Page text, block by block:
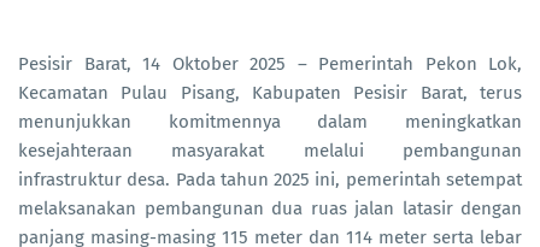
Pesisir Barat, 14 Oktober 2025 – Pemerintah Pekon Lok,
Kecamatan Pulau Pisang, Kabupaten Pesisir Barat, terus
menunjukkan komitmennya dalam meningkatkan
kesejahteraan masyarakat melalui pembangunan
infrastruktur desa. Pada tahun 2025 ini, pemerintah setempat
melaksanakan pembangunan dua ruas jalan latasir dengan
panjang masing-masing 115 meter dan 114 meter serta lebar